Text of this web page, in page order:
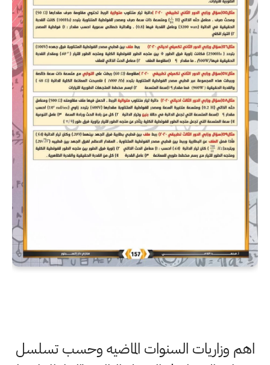
اهم وزاريات السنوات الماضيه وحسب تسلسل